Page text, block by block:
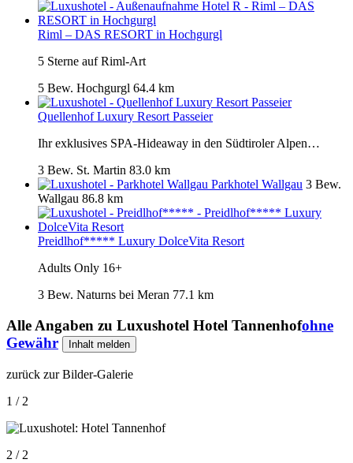
Riml – DAS RESORT in Hochgurgl
5 Sterne auf Riml-Art
5 Bew. Hochgurgl 64.4 km
Quellenhof Luxury Resort Passeier
Ihr exklusives SPA-Hideaway in den Südtiroler Alpen…
3 Bew. St. Martin 83.0 km
Parkhotel Wallgau 3 Bew.
Wallgau 86.8 km
Preidlhof***** Luxury DolceVita Resort
Adults Only 16+
3 Bew. Naturns bei Meran 77.1 km
Alle Angaben zu Luxushotel Hotel Tannenhofohne
Gewähr
Inhalt melden
zurück zur Bilder-Galerie
1 / 2
2 / 2